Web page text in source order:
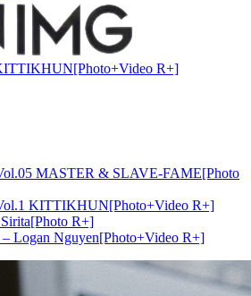
R+]
MASTER & SLAVE-FAME[Photo
KITTIKHUN[Photo+Video R+]
R+]
Logan Nguyen[Photo+Video R+]